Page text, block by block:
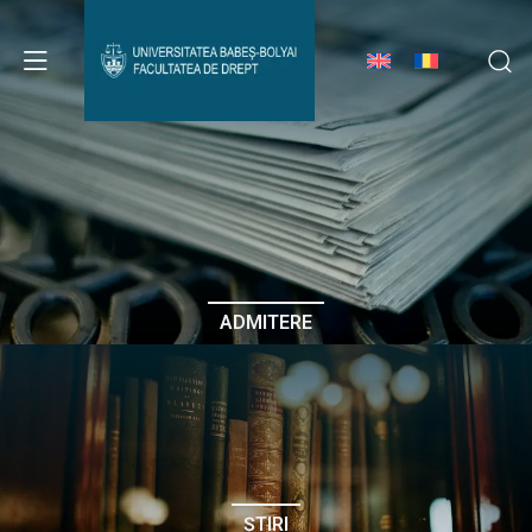
Avizier Studenți
Studii
Admitere
Erasmus & Internațional
Despre Facultate
ADMITERE
ȘTIRI